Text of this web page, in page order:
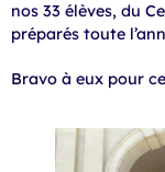
nos 33 élèves, du
préparés toute
Bravo à eux pour